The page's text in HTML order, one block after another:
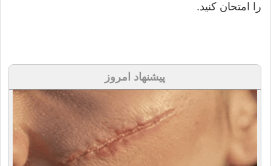
را امتحان کنید.
پیشنهاد امروز